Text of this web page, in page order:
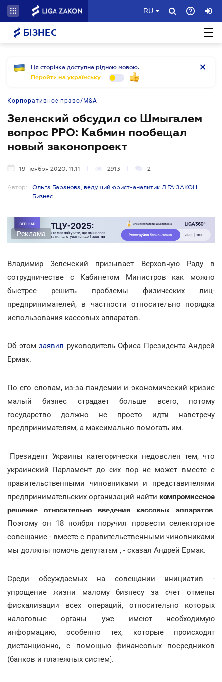
RU
БІЗНЕС
Ця сторінка доступна рідною мовою.
Перейти на українську
Корпоративное право/M&A
Зеленский обсудил со Шмыгалем
вопрос РРО: Кабмин пообещал
новый законопроект
19 ноября 2020, 11:11 2913 2
Автор:
Ольга Баранова, ведущий юрист-аналитик ЛІГА:ЗАКОН
Бизнес
Реклама
Владимир Зеленский призывает Верховную Раду в
сотрудничестве с Кабинетом Министров как можно
быстрее решить проблемы физических лиц-
предпринимателей, в частности относительно порядка
использования кассовых аппаратов.
Об этом заявил руководитель Офиса Президента Андрей
Ермак.
По его словам, из-за пандемии и экономический кризис
малый бизнес страдает больше всего, потому
государство должно не просто идти навстречу
предпринимателям, а максимально помогать им.
"Президент Украины категорически недоволен тем, что
украинский Парламент до сих пор не может вместе с
правительственными чиновниками и представителями
предпринимательских организаций найти компромиссное
решение относительно введения кассовых аппаратов.
Поэтому он 18 ноября поручил провести селекторное
совещание - вместе с правительственными чиновниками
мы должны помочь депутатам", - сказал Андрей Ермак.
Среди обсуждаемых на совещании инициатив -
упрощение жизни малому бизнесу за счет отмены
фискализации всех операций, относительно которых
налоговые органы уже имеют необходимую
информацию, особенно тех, которые происходят
дистанционно, с помощью финансовых посредников
(банков и платежных систем).